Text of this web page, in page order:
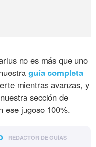
no es más que uno
guía completa
mientras avanzas, y
sección de
ese jugoso 100%.
REDACTOR DE GUÍAS